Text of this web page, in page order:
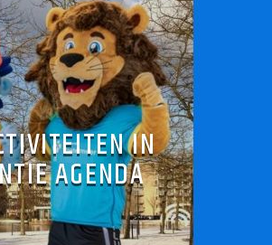
IN
AGENDA